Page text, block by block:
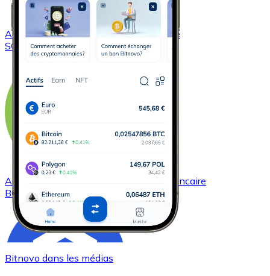
AcheterSolana
avec virement bancaire
SOL
Acheter
avec virement bancaire
BCH
Bitnovo dans les médias